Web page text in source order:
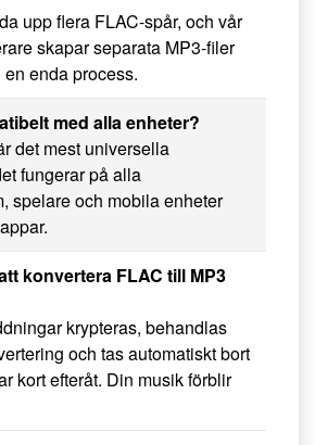
upp flera FLAC-spår, och vår
skapar separata MP3-filer
enda process.
med alla enheter?
det mest universella
fungerar på alla
spelare och mobila enheter
konvertera FLAC till MP3
krypteras, behandlas
och tas automatiskt bort
kort efteråt. Din musik förblir